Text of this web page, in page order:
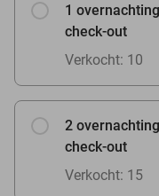
1
check-out
Verkocht: 10
2
check-out
Verkocht: 15